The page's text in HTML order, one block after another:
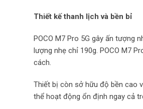
Thiết kế thanh lịch và bền bỉ
POCO M7 Pro 5G gây ấn tượng
lượng nhẹ chỉ 190g. POCO M7
cách.
Thiết bị còn sở hữu độ bền cao
thể hoạt động ổn định ngay cả